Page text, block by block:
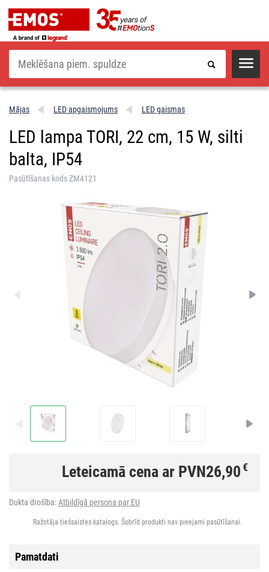
Meklēšana
Mājas LED apgaismojums LED gaismas
LED lampa TORI, 22 cm, 15 W, silti
balta, IP54
Pasūtīšanas kods ZM4121
Leteicamā cena ar PVN26,90€
Dukta drošība:Atbildīgā persona par EU
Ražotāja tiešsaistes katalogs. Šobrīd produkti nav pieejami pasūtīšanai.
Pamatdati